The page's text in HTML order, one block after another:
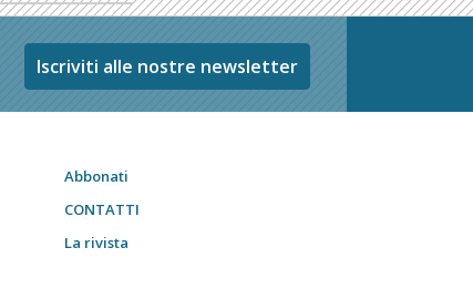
Iscriviti alle nostre newsletter
Abbonati
CONTATTI
La rivista